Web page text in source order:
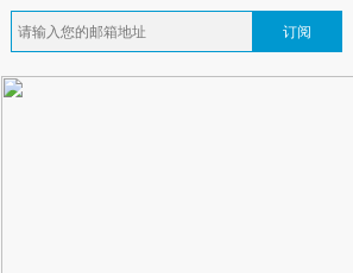
订阅